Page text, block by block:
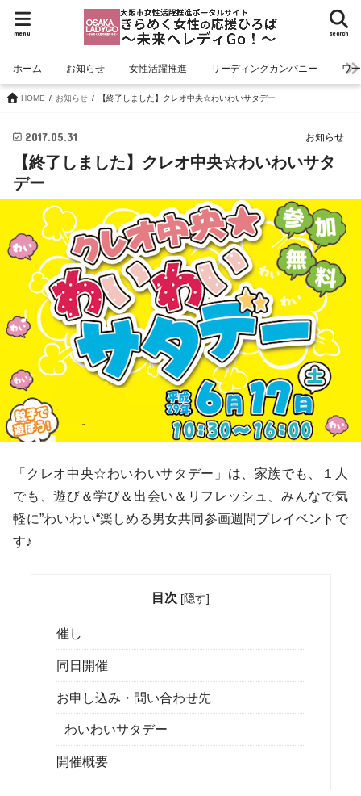
search
menu
ホーム お知らせ 女性活躍推進 リーディングカンパニー ワ
HOME お知らせ 【終了しました】クレオ中央☆わいわいサタデー
お知らせ
2017.05.31
【終了しました】クレオ中央☆わいわいサタ
デー
「クレオ中央☆わいわいサタデー」は、家族でも、１人
でも、遊び＆学び＆出会い＆リフレッシュ、みんなで気
軽に”わいわい“楽しめる男女共同参画週間プレイベントで
す♪
目次 [隠す]
催し
同日開催
お申し込み・問い合わせ先
わいわいサタデー
開催概要